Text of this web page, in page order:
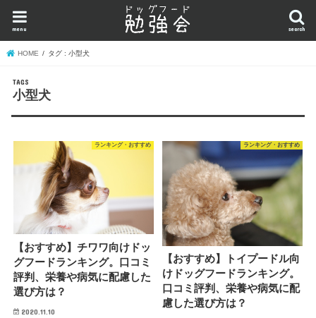
search
menu
HOME タグ : 小型犬
小型犬
ランキング・おすすめ
【おすすめ】チワワ向けドッ
グフードランキング。口コミ
評判、栄養や病気に配慮した
選び方は？
2020.11.10
ランキング・おすすめ
【おすすめ】トイプードル向
けドッグフードランキング。
口コミ評判、栄養や病気に配
慮した選び方は？